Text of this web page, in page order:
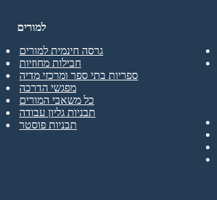
למורים
גרסה חינמית למורים
חבילות מחוזיות
ספריות בתי ספר ומרכזי מדיה
מפגשי הדרכה
כל משאבי המורים
תבניות גליון עבודה
תבניות פוסטר